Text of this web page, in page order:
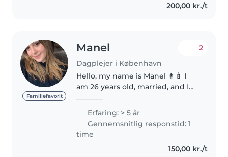
200,00 kr./t
Familiefavorit
Manel
Dagplejer i København
2
Hello, my name is Manel 👩‍🍼 I
am 26 years old, married, and I
experience taking care of
children through my family life,
especially with my husband’s
Erfaring: > 5 år
Gennemsnitlig responstid: 1
time
150,00 kr./t